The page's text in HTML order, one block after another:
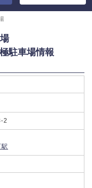
駐車場情報
2